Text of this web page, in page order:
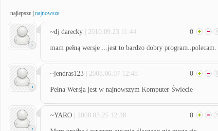
najlepsze najnowsze
~dj darecky | 2010.09.23 11:44 0
mam pełną wersje ...jest to bardzo dobry program..polecam.
~jendras123 | 2008.06.07 12:48 0
Pełna Wersja jest w najnowszym Komputer Świecie
~YARO | 2008.03.25 12:38 0